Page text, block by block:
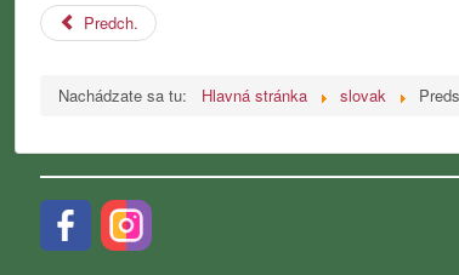
Predch.
Nachádzate sa tu: Hlavná stránka slovak